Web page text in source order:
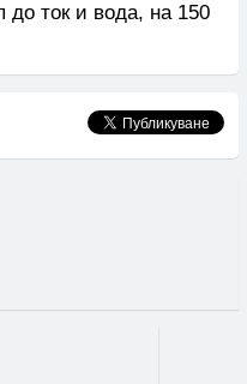
ток и вода, на 150